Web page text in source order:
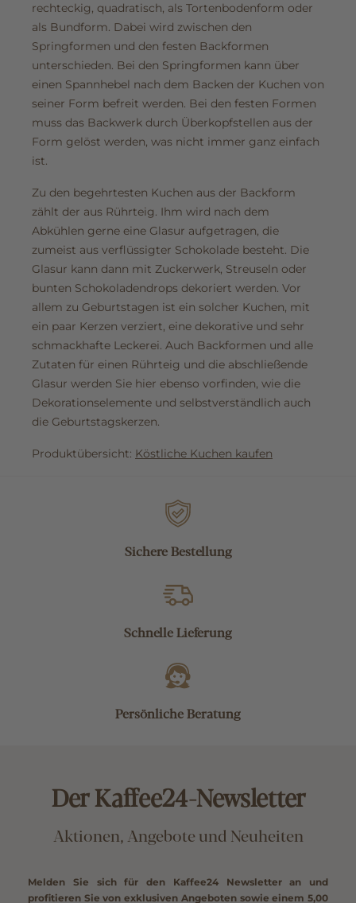
rechteckig, quadratisch, als Tortenbodenform oder
als Bundform. Dabei wird zwischen den
Springformen und den festen Backformen
unterschieden. Bei den Springformen kann über
einen Spannhebel nach dem Backen der Kuchen von
seiner Form befreit werden. Bei den festen Formen
muss das Backwerk durch Überkopfstellen aus der
Form gelöst werden, was nicht immer ganz einfach
ist.
Zu den begehrtesten Kuchen aus der Backform
zählt der aus Rührteig. Ihm wird nach dem
Abkühlen gerne eine Glasur aufgetragen, die
zumeist aus verflüssigter Schokolade besteht. Die
Glasur kann dann mit Zuckerwerk, Streuseln oder
bunten Schokoladendrops dekoriert werden. Vor
allem zu Geburtstagen ist ein solcher Kuchen, mit
ein paar Kerzen verziert, eine dekorative und sehr
schmackhafte Leckerei. Auch Backformen und alle
Zutaten für einen Rührteig und die abschließende
Glasur werden Sie hier ebenso vorfinden, wie die
Dekorationselemente und selbstverständlich auch
die Geburtstagskerzen.
Produktübersicht: Köstliche Kuchen kaufen
Sichere Bestellung
Schnelle Lieferung
Persönliche Beratung
Der Kaffee24-Newsletter
Aktionen, Angebote und Neuheiten
Melden Sie sich für den Kaffee24 Newsletter an und
profitieren Sie von exklusiven Angeboten sowie einem 5,00